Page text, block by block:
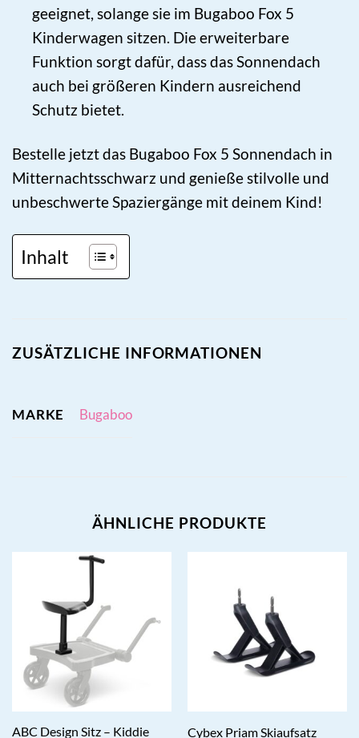
geeignet, solange sie im Bugaboo Fox 5
Kinderwagen sitzen. Die erweiterbare
Funktion sorgt dafür, dass das Sonnendach
auch bei größeren Kindern ausreichend
Schutz bietet.
Bestelle jetzt das Bugaboo Fox 5 Sonnendach in
Mitternachtsschwarz und genieße stilvolle und
unbeschwerte Spaziergänge mit deinem Kind!
Inhalt
ZUSÄTZLICHE INFORMATIONEN
MARKE Bugaboo
ÄHNLICHE PRODUKTE
ABC Design Sitz – Kiddie Cybex Priam Skiaufsatz